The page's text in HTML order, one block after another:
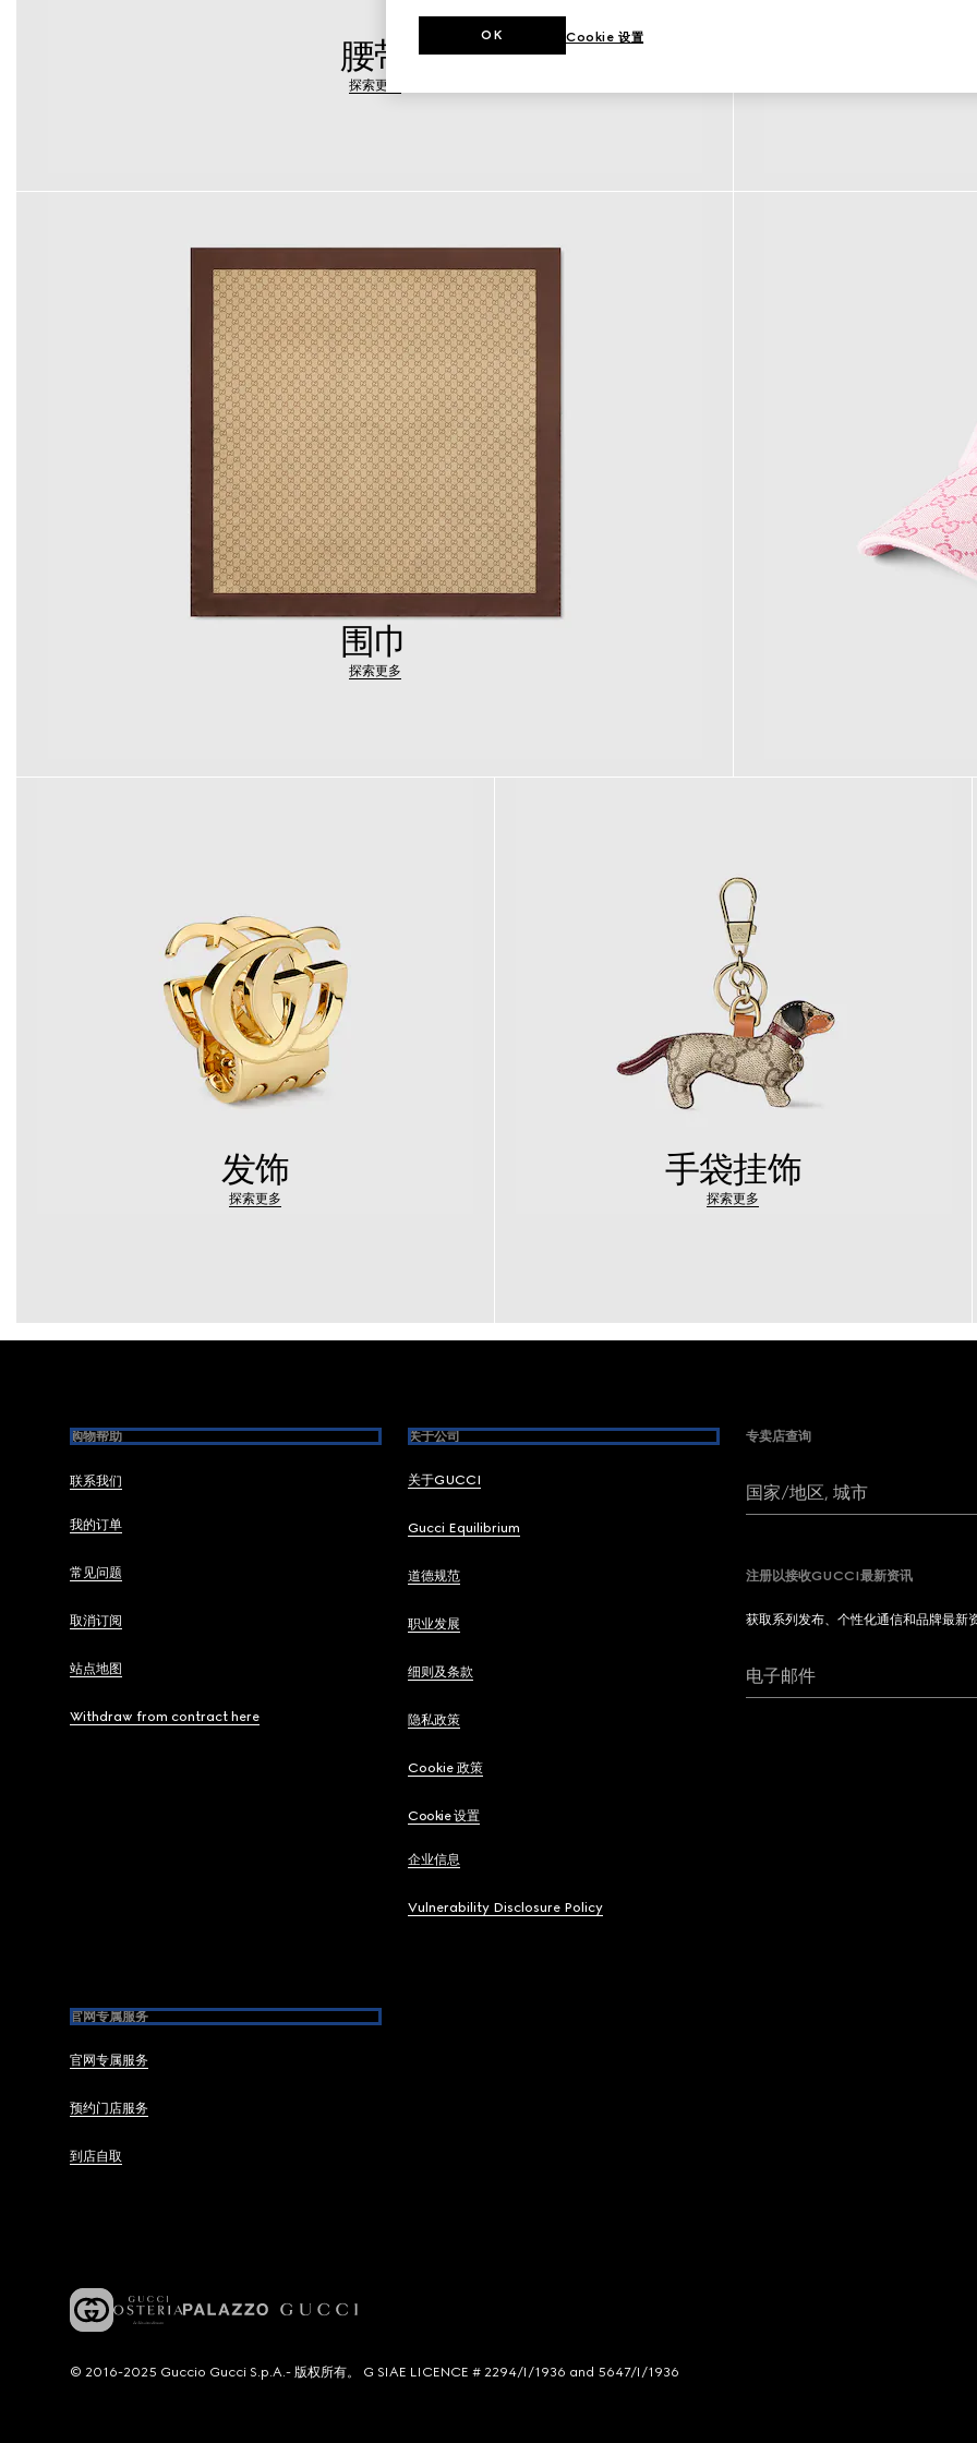
腰带
探索更多
围巾
探索更多
发饰
探索更多
手袋挂饰
探索更多
Footer
购物帮助
联系我们
我的订单
常见问题
取消订阅
站点地图
Withdraw from contract here
关于公司
关于GUCCI
Gucci Equilibrium
道德规范
职业发展
细则及条款
隐私政策
Cookie 政策
Cookie 设置
企业信息
Vulnerability Disclosure Policy
官网专属服务
官网专属服务
预约门店服务
到店自取
专卖店查询
国家/地区, 城市
注册以接收GUCCI最新资讯
获取系列发布、个性化通信和品牌最新
电子邮件
© 2016-2025 Guccio Gucci S.p.A.- 版权所有。 G SIAE LICENCE # 2294/I/1936 and 5647/I/1936
Cookie 设置
OK